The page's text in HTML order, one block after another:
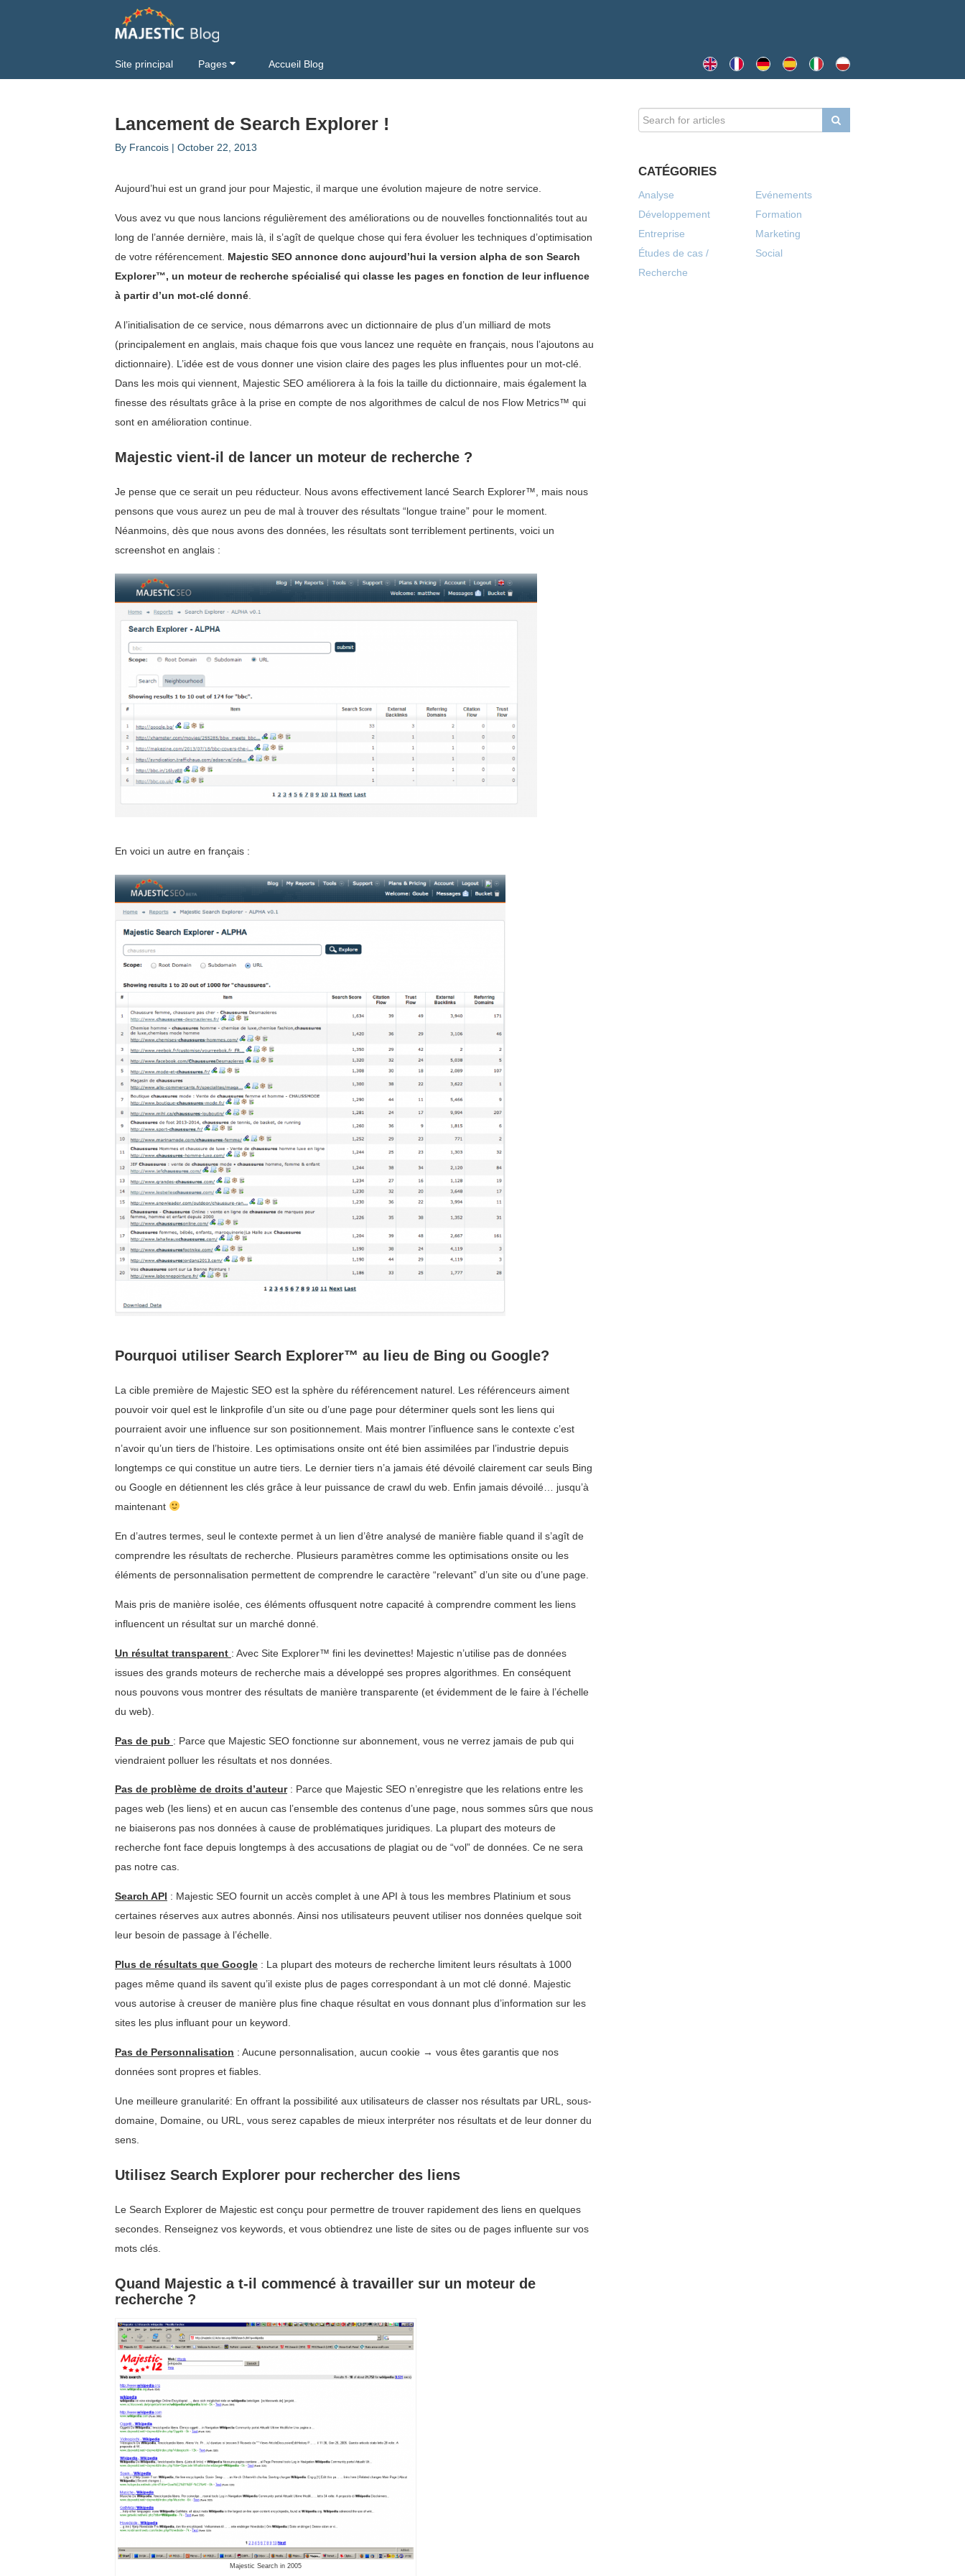
Site principal Pages Accueil Blog
Lancement de Search Explorer !
By Francois | October 22, 2013
Aujourd’hui est un grand jour pour Majestic, il marque une évolution majeure de notre service.
Vous avez vu que nous lancions régulièrement des améliorations ou de nouvelles fonctionnalités tout au
long de l’année dernière, mais là, il s’agît de quelque chose qui fera évoluer les techniques d’optimisation
de votre référencement. Majestic SEO annonce donc aujourd’hui la version alpha de son Search
Explorer™, un moteur de recherche spécialisé qui classe les pages en fonction de leur influence
à partir d’un mot-clé donné
A l’initialisation de ce service, nous démarrons avec un dictionnaire de plus d’un milliard de mots
(principalement en anglais, mais chaque fois que vous lancez une requète en français, nous l’ajoutons au
dictionnaire). L’idée est de vous donner une vision claire des pages les plus influentes pour un mot-clé.
Dans les mois qui viennent, Majestic SEO améliorera à la fois la taille du dictionnaire, mais également la
finesse des résultats grâce à la prise en compte de nos algorithmes de calcul de nos Flow Metrics™ qui
sont en amélioration continue.
Majestic vient-il de lancer un moteur de recherche ?
Je pense que ce serait un peu réducteur. Nous avons effectivement lancé Search Explorer™, mais nous
pensons que vous aurez un peu de mal à trouver des résultats “longue traine” pour le moment.
Néanmoins, dès que nous avons des données, les résultats sont terriblement pertinents, voici un
screenshot en anglais :
En voici un autre en français :
Pourquoi utiliser Search Explorer™ au lieu de Bing ou Google?
La cible première de Majestic SEO est la sphère du référencement naturel. Les référenceurs aiment
pouvoir voir quel est le linkprofile d’un site ou d’une page pour déterminer quels sont les liens qui
pourraient avoir une influence sur son positionnement. Mais montrer l’influence sans le contexte c’est
n’avoir qu’un tiers de l’histoire. Les optimisations onsite ont été bien assimilées par l’industrie depuis
longtemps ce qui constitue un autre tiers. Le dernier tiers n’a jamais été dévoilé clairement car seuls Bing
ou Google en détiennent les clés grâce à leur puissance de crawl du web. Enfin jamais dévoilé… jusqu’à
maintenant
En d’autres termes, seul le contexte permet à un lien d’être analysé de manière fiable quand il s’agît de
comprendre les résultats de recherche. Plusieurs paramètres comme les optimisations onsite ou les
éléments de personnalisation permettent de comprendre le caractère “relevant” d’un site ou d’une page.
Mais pris de manière isolée, ces éléments offusquent notre capacité à comprendre comment les liens
influencent un résultat sur un marché donné.
Un résultat transparent : Avec Site Explorer™ fini les devinettes! Majestic n’utilise pas de données
issues des grands moteurs de recherche mais a développé ses propres algorithmes. En conséquent
nous pouvons vous montrer des résultats de manière transparente (et évidemment de le faire à l’échelle
du web).
Pas de pub : Parce que Majestic SEO fonctionne sur abonnement, vous ne verrez jamais de pub qui
viendraient polluer les résultats et nos données.
Pas de problème de droits d’auteur: Parce que Majestic SEO n’enregistre que les relations entre les
pages web (les liens) et en aucun cas l’ensemble des contenus d’une page, nous sommes sûrs que nous
ne biaiserons pas nos données à cause de problématiques juridiques. La plupart des moteurs de
recherche font face depuis longtemps à des accusations de plagiat ou de “vol” de données. Ce ne sera
pas notre cas.
Search API : Majestic SEO fournit un accès complet à une API à tous les membres Platinium et sous
certaines réserves aux autres abonnés. Ainsi nos utilisateurs peuvent utiliser nos données quelque soit
leur besoin de passage à l’échelle.
Plus de résultats que Google : La plupart des moteurs de recherche limitent leurs résultats à 1000
pages même quand ils savent qu’il existe plus de pages correspondant à un mot clé donné. Majestic
vous autorise à creuser de manière plus fine chaque résultat en vous donnant plus d’information sur les
sites les plus influant pour un keyword.
Pas de Personnalisation : Aucune personnalisation, aucun cookie → vous êtes garantis que nos
données sont propres et fiables.
Une meilleure granularité: En offrant la possibilité aux utilisateurs de classer nos résultats par URL, sous-
domaine, Domaine, ou URL, vous serez capables de mieux interpréter nos résultats et de leur donner du
sens.
Utilisez Search Explorer pour rechercher des liens
Le Search Explorer de Majestic est conçu pour permettre de trouver rapidement des liens en quelques
secondes. Renseignez vos keywords, et vous obtiendrez une liste de sites ou de pages influente sur vos
mots clés.
Quand Majestic a t-il commencé à travailler sur un moteur de
recherche ?
Majestic Search in 2005
CATÉGORIES
Analyse
Développement
Entreprise
Études de cas /
Recherche
Evénements
Formation
Marketing
Social